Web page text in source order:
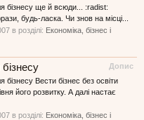
бізнесу ще й всюди... :radist:
будь-ласка. Чи знов на місці...
в розділі: Економіка, бізнес і
Допис
бізнесу Вести бізнес без освіти
його розвитку. А далі настає
в розділі: Економіка, бізнес і